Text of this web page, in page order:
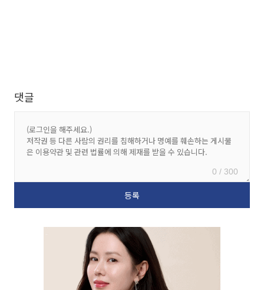
댓글
0 / 300